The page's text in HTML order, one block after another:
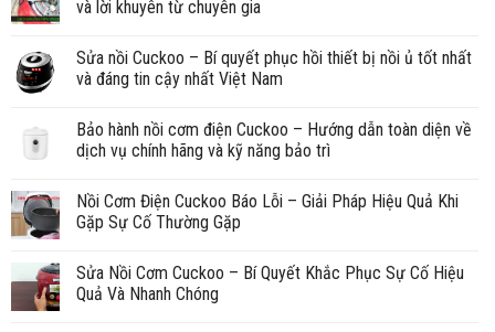
và lời khuyên từ chuyên gia
Sửa nồi Cuckoo – Bí quyết phục hồi thiết bị nồi ủ tốt nhất
và đáng tin cậy nhất Việt Nam
Bảo hành nồi cơm điện Cuckoo – Hướng dẫn toàn diện về
dịch vụ chính hãng và kỹ năng bảo trì
Nồi Cơm Điện Cuckoo Báo Lỗi – Giải Pháp Hiệu Quả Khi
Gặp Sự Cố Thường Gặp
Sửa Nồi Cơm Cuckoo – Bí Quyết Khắc Phục Sự Cố Hiệu
Quả Và Nhanh Chóng